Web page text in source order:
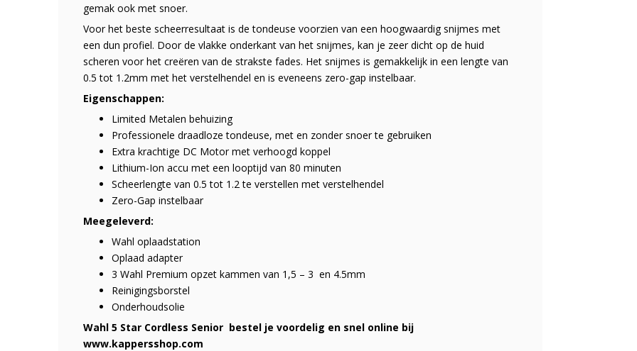
gemak ook met snoer.
Voor het beste scheerresultaat is de tondeuse voorzien van een hoogwaardig snijmes met
een dun profiel. Door de vlakke onderkant van het snijmes, kan je zeer dicht op de huid
scheren voor het creëren van de strakste fades. Het snijmes is gemakkelijk in een lengte van
0.5 tot 1.2mm met het verstelhendel en is eveneens zero-gap instelbaar.
Eigenschappen:
Limited Metalen behuizing
Professionele draadloze tondeuse, met en zonder snoer te gebruiken
Extra krachtige DC Motor met verhoogd koppel
Lithium-Ion accu met een looptijd van 80 minuten
Scheerlengte van 0.5 tot 1.2 te verstellen met verstelhendel
Zero-Gap instelbaar
Meegeleverd:
Wahl oplaadstation
Oplaad adapter
3 Wahl Premium opzet kammen van 1,5 – 3 en 4.5mm
Reinigingsborstel
Onderhoudsolie
Wahl 5 Star Cordless Senior bestel je voordelig en snel online bij
www.kappersshop.com